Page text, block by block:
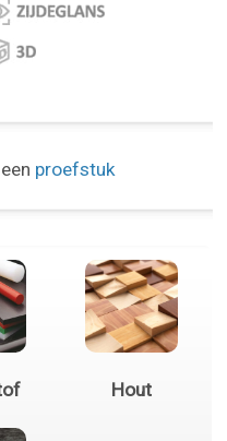
proefstuk
Hout